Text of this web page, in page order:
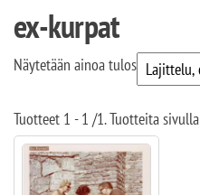
ex-kurpat
Näytetään ainoa tulos
Tuotteet 1 - 1 /1. Tuotteita sivulla